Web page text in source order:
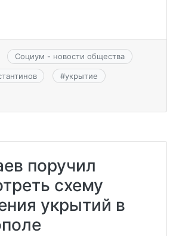
Социум - новости общества
#укрытие
поручил
схему
укрытий в